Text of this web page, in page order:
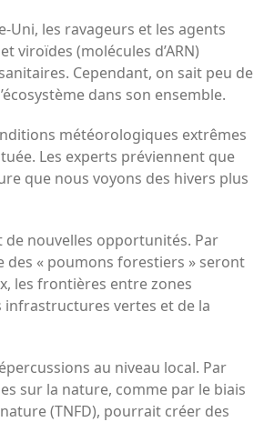
Uni, les ravageurs et les agents
(molécules d’ARN)
Cependant, on sait peu de
dans son ensemble.
météorologiques extrêmes
Les experts préviennent que
que nous voyons des hivers plus
nouvelles opportunités. Par
« poumons forestiers » seront
les frontières entre zones
infrastructures vertes et de la
au niveau local. Par
sur la nature, comme par le biais
(TNFD), pourrait créer des